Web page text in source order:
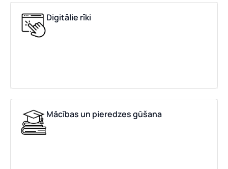
Digitālie rīki
Mācības un pieredzes gūšana